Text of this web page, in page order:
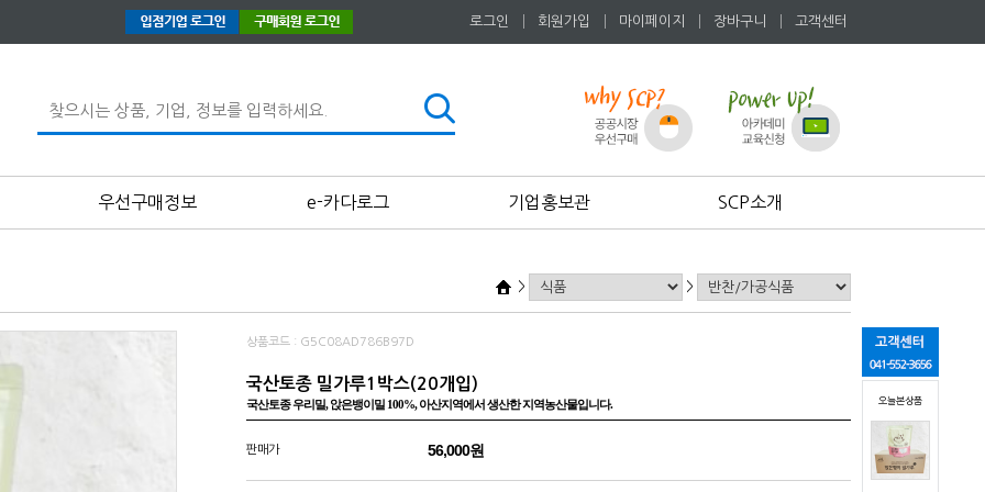
로그인 회원가입 마이페이지 장바구니 고객센터
오늘본상품
우선구매정보 e-카다로그 기업홍보관 SCP소개
> >
상품코드 : G5C08AD786B97D
국산토종 밀가루1박스(20개입)
국산토종 우리밀, 앉은뱅이밀 100%, 아산지역에서 생산한 지역농산물입니다.
판매가 56,000원